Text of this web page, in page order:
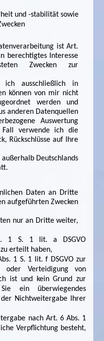
und -stabilität sowie
ist Art.
berechtigtes Interesse
Zwecken zur
ich ausschließlich in
können von mir nicht
werden und
anderen Datenquellen
Auswertung
verwende ich die
Rückschlüsse auf Ihre
Deutschlands
Daten an Dritte
aufgeführten Zwecken
nur an Dritte weiter,
1 S. 1 lit. a DSGVO
erteilt haben,
1 S. 1 lit. f DSGVO zur
oder Verteidigung von
ist und kein Grund zur
ein überwiegendes
Nichtweitergabe Ihrer
nach Art. 6 Abs. 1
Verpflichtung besteht,